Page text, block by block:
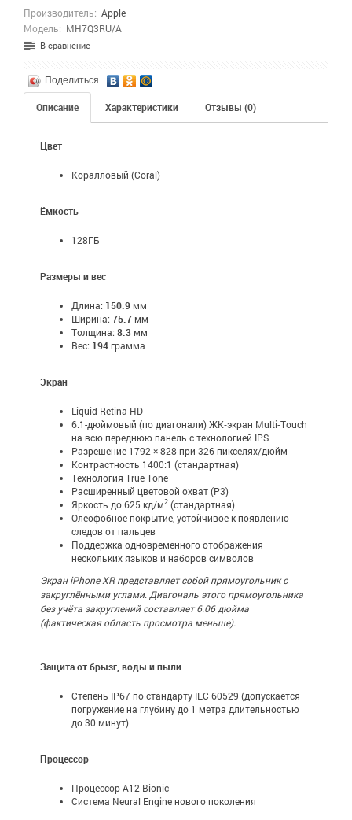
Производитель: Apple
Модель: MH7Q3RU/A
В сравнение
Поделиться
Описание Характеристики Отзывы (0)
Цвет
Коралловый (Coral)
Ёмкость
128ГБ
Размеры и вес
Длина: 150.9 мм
Ширина: 75.7 мм
Толщина: 8.3 мм
Вес: 194грамма
Экран
Liquid Retina HD
6.1-дюймовый (по диагонали) ЖК‑экран Multi‑Touch
на всю переднюю панель с технологией IPS
Разрешение 1792 × 828 при 326 пикселях/дюйм
Контрастность 1400:1 (стандартная)
Технология True Tone
Расширенный цветовой охват (P3)
Яркость до 625 кд/м2 (стандартная)
Олеофобное покрытие, устойчивое к появлению
следов от пальцев
Поддержка одновременного отображения
нескольких языков и наборов символов
Экран iPhone XR представляет собой прямоугольник с
закруглёнными углами. Диагональ этого прямоугольника
без учёта закруглений составляет 6.06 дюйма
(фактическая область просмотра меньше).
Защита от брызг, воды и пыли
Степень IP67 по стандарту IEC 60529 (допускается
погружение на глубину до 1 метра длительностью
до 30 минут)
Процессор
Процессор A12 Bionic
Система Neural Engine нового поколения